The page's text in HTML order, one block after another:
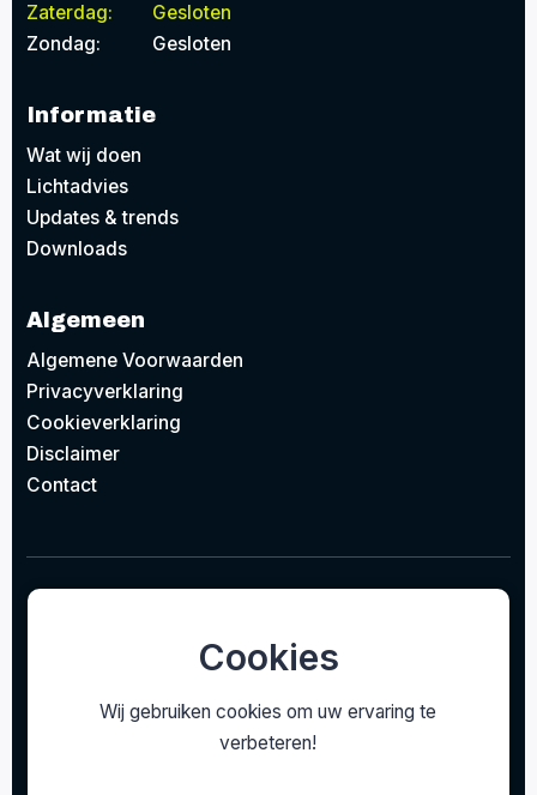
Zaterdag:
Gesloten
Zondag:
Gesloten
Informatie
Wat wij doen
Lichtadvies
Updates & trends
Downloads
Algemeen
Algemene Voorwaarden
Privacyverklaring
Cookieverklaring
Disclaimer
Contact
Cookies
Wij gebruiken cookies om uw ervaring te
verbeteren!